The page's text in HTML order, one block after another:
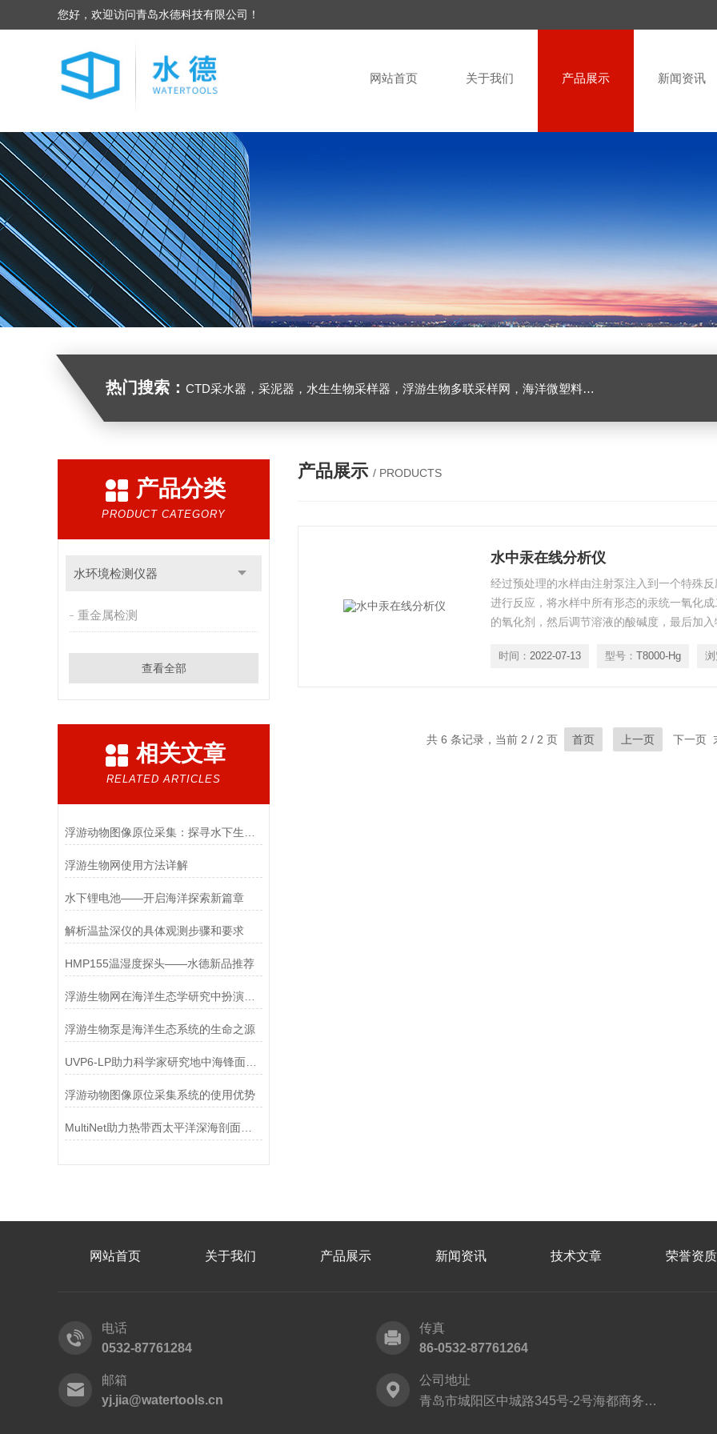
您好，欢迎访问青岛水德科技有限公司！
网站首页 关于我们 产品展示 新闻资讯
热门搜索： CTD采水器，采泥器，水生生物采样器，浮游生物多联采样网，海洋微塑料采样分析系统，浮游动物扫描分析系统，水下颗粒物和浮游动物图像原位采集系统，多通道沉积物捕集器，高精度温盐深仪，水下原位营养盐分析仪，海洋二氧化碳分压监测仪，超短基线水下定位系统等
产品分类
PRODUCT CATEGORY
水环境检测仪器
重金属检测
查看全部
相关文章
RELATED ARTICLES
浮游生物网使用方法详解
水下锂电池——开启海洋探索新篇章
解析温盐深仪的具体观测步骤和要求
HMP155温湿度探头——水德新品推荐
浮游生物网在海洋生态学研究中扮演着重要角色
浮游生物泵是海洋生态系统的生命之源
UVP6-LP助力科学家研究地中海锋面生态效应
浮游动物图像原位采集系统的使用优势
MultiNet助力热带西太平洋深海剖面研究
产品展示 / PRODUCTS
水中汞在线分析仪
经过预处理的水样由注射泵注入到一个特殊
进行反应，将水样中所有形态的汞统一氧化
的氧化剂，然后调节溶液的酸碱度，最后加
量颜色变化的程度，就可以计算出水样中总
时间： 2022-07-13 型号： T8000-Hg 浏
共 6 条记录，当前 2 / 2 页 首页 上一页 下一页
网站首页 关于我们 产品展示 新闻资讯 技术文章 荣誉资质
电话
0532-87761284
传真
86-0532-87761264
邮箱
yj.jia@watertools.cn
公司地址
青岛市城阳区中城路345号-2号海都商务中心9层